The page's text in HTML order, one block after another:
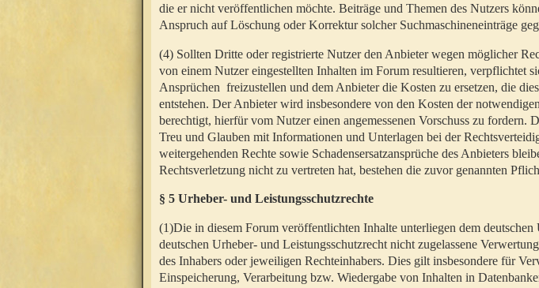
die er nicht veröffentlichen möchte. Beiträge und Themen des Nutzers
Anspruch auf Löschung oder Korrektur solcher Suchmaschineneinträge
(4) Sollten Dritte oder registrierte Nutzer den Anbieter wegen möglicher
von einem Nutzer eingestellten Inhalten im Forum resultieren, verpflichtet
Ansprüchen freizustellen und dem Anbieter die Kosten zu ersetzen, die
entstehen. Der Anbieter wird insbesondere von den Kosten der
berechtigt, hierfür vom Nutzer einen angemessenen Vorschuss zu fordern.
Treu und Glauben mit Informationen und Unterlagen bei der
weitergehenden Rechte sowie Schadensersatzansprüche des Anbieters
Rechtsverletzung nicht zu vertreten hat, bestehen die zuvor genannten
§ 5 Urheber- und Leistungsschutzrechte
(1)Die in diesem Forum veröffentlichten Inhalte unterliegen dem
deutschen Urheber- und Leistungsschutzrecht nicht zugelassene
des Inhabers oder jeweiligen Rechteinhabers. Dies gilt insbesondere für
Einspeicherung, Verarbeitung bzw. Wiedergabe von Inhalten in